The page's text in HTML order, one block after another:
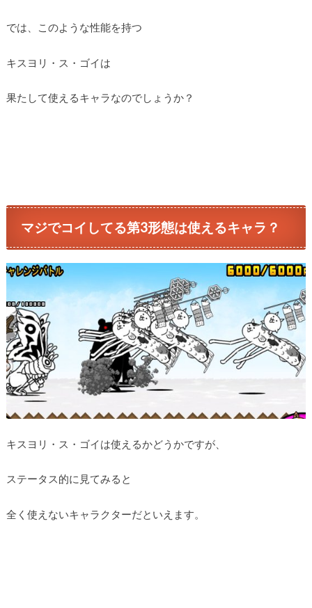
では、このような性能を持つ
キスヨリ・ス・ゴイは
果たして使えるキャラなのでしょうか？
マジでコイしてる第3形態は使えるキャラ？
キスヨリ・ス・ゴイは使えるかどうかですが、
ステータス的に見てみると
全く使えないキャラクターだといえます。